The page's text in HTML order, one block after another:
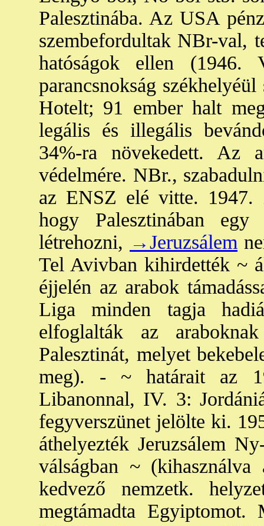
Palesztinába. Az USA
szembefordultak NBr-val,
hatóságok ellen
parancsnokság
Hotelt; 91 ember halt
legális és illegális
34%-ra növekedett. Az
védelmére. NBr.,
az ENSZ elé vitte.
hogy Palesztinában
létrehozni, →Jeruzsálem
Tel Avivban kihirdették ~
éjjelén az arabok
Liga minden tagja
elfoglalták az
Palesztinát, melyet
meg). - ~ határait az
Libanonnal, IV. 3:
fegyverszünet jelölte ki.
áthelyezték Jeruzsálem
válságban ~
kedvező nemzetk.
megtámadta